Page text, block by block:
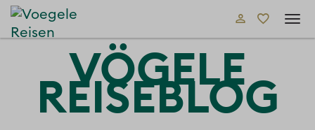
VÖGELE
REISEBLOG